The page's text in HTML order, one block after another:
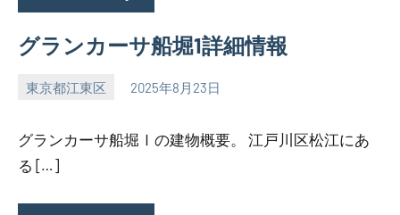
グランカーサ船堀1詳細情報
東京都江東区 2025年8月23日
SEZIMO
グランカーサ船堀Ⅰの建物概要。 江戸川区松江にあ
る […]